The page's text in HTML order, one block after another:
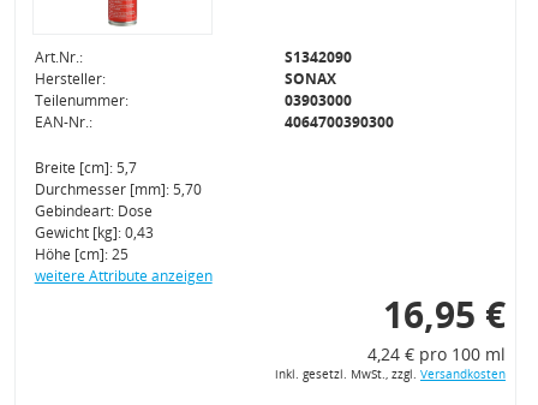
Art.Nr.:
S1342090
Hersteller:
SONAX
Teilenummer:
03903000
EAN-Nr.:
4064700390300
Breite [cm]: 5,7
Durchmesser [mm]: 5,70
Gebindeart: Dose
Gewicht [kg]: 0,43
Höhe [cm]: 25
weitere Attribute anzeigen
16,95 €
4,24 € pro 100 ml
inkl. gesetzl. MwSt., zzgl. Versandkosten